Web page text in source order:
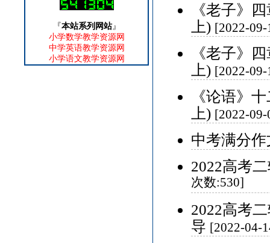
『本站系列网站』
小学数学教学资源网
中学英语教学资源网
小学语文教学资源网
《老子》
上) [2022-
《老子》
上) [2022-
《论语》
上) [2022-
中考满分
2022高考
次数:530]
2022高考
导 [2022-04-